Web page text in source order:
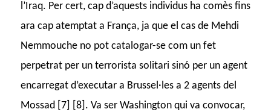
l’Iraq. Per cert, cap d’aquests individus ha comès fins
ara cap atemptat a França, ja que el cas de Mehdi
Nemmouche no pot catalogar-se com un fet
perpetrat per un terrorista solitari sinó per un agent
encarregat d’executar a Brussel·les a 2 agents del
Mossad [7] [8]. Va ser Washington qui va convocar,